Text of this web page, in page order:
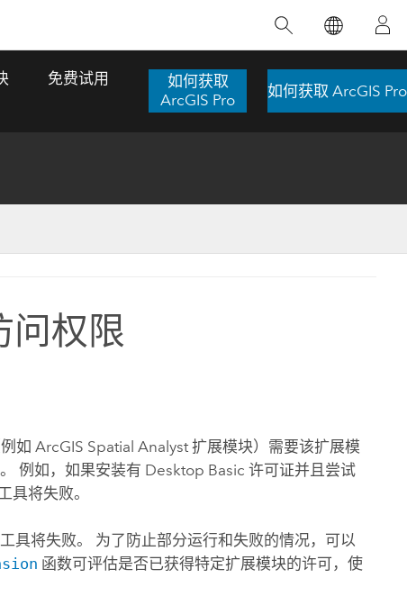
理。 了解这项技术的实际效果，亲身体验交
互式地图，探索产品功能，或者直接开始免
费试用。
联，并产出能解决复杂问题的深刻见解。
探索课程
了 17 个应急洪水应用程序，为关键的救援行
动提供了有力支持。
数字孪生体
推荐书籍
免费试用
如何获取
ArcGIS Pro
如何获取 ArcGIS Pro
问权限
例如ArcGIS Spatial Analyst 扩展模块）需要该扩展模
例如，如果安装有 Desktop Basic 许可证并且尝试
具将失败。
具将失败。 为了防止部分运行和失败的情况，可以
函数可评估是否已获得特定扩展模块的许可，使